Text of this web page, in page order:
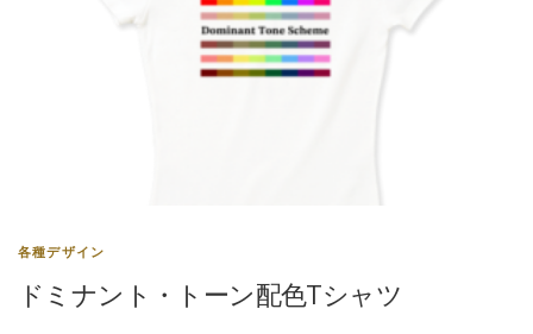
各種デザイン
ドミナント・トーン配色Tシャツ